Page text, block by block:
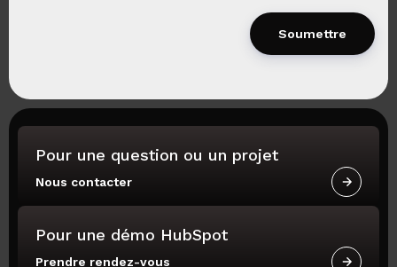
Pour une question ou un projet
Nous contacter
Pour une démo HubSpot
Prendre rendez-vous